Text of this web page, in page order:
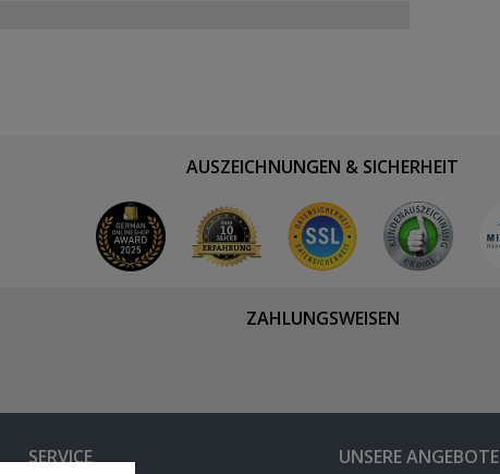
AUSZEICHNUNGEN & SICHERHEIT
ZAHLUNGSWEISEN
SERVICE UNSERE ANGEBOTE